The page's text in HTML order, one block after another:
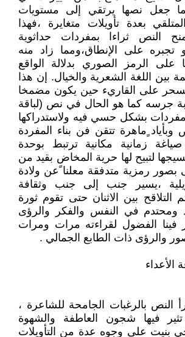
مما جعل نصها يرتقي إلى مستويات
بعدة تأويلات متغايرة ،فهذا
النص ثراءا بمفردات حداثوية
تجبره على الإنطاق،ومما زاد منه
على الرمز الصوري بدلالة الواقع
بين اللغة الشعرية والخيال. إن هذا
على القاريء حين يكون مضمخا
جرسه كما هو الحال في نص (لباقة
بشكل حسي فيه ولاستدراكها
وبأياد ٍماهرة تتقن فن بناء المفردة
صياغة زمانية مكانية ترتبط بوحدة
لتبيح لها حرية المخاض بقيد من
بصور رمزية متدفقة معلنا ًعن ولادة
،يسير جنب إلى جنب وثقافة
التلاقح بين الاثنان حتى تقوم ثورة
ومحتدم في النفس والفكر والرؤى
فينا الفضول لقراءته مرات ومرات
والرؤى ذات الطابع الجمالي .
الأعداء
النص بالرغبات الجامحة للشاعرة ،
فيها شجون العاطفة والشهوة
بنيت على وجوه عدة من التأويلات